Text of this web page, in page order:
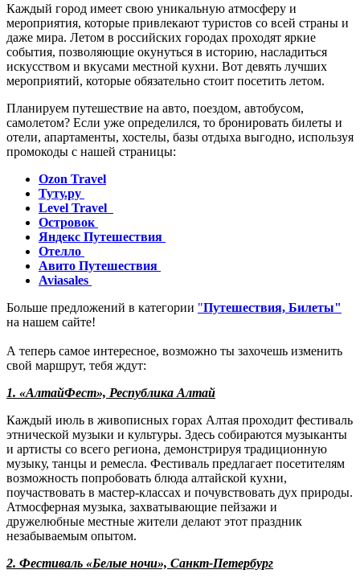
Каждый город имеет свою уникальную атмосферу и
мероприятия, которые привлекают туристов со всей страны и
даже мира. Летом в российских городах проходят яркие
события, позволяющие окунуться в историю, насладиться
искусством и вкусами местной кухни. Вот девять лучших
мероприятий, которые обязательно стоит посетить летом.
Планируем путешествие на авто, поездом, автобусом,
самолетом? Если уже определился, то бронировать билеты и
отели, апартаменты, хостелы, базы отдыха выгодно, используя
промокоды с нашей страницы:
Ozon Travel
Туту.ру
Level Travel
Островок
Яндекс Путешествия
Отелло
Авито Путешествия
Aviasales
Больше предложений в категории "Путешествия, Билеты"
на нашем сайте!
А теперь самое интересное, возможно ты захочешь изменить
свой маршрут, тебя ждут:
1. «АлтайФест», Республика Алтай
Каждый июль в живописных горах Алтая проходит фестиваль
этнической музыки и культуры. Здесь собираются музыканты
и артисты со всего региона, демонстрируя традиционную
музыку, танцы и ремесла. Фестиваль предлагает посетителям
возможность попробовать блюда алтайской кухни,
поучаствовать в мастер-классах и почувствовать дух природы.
Атмосферная музыка, захватывающие пейзажи и
дружелюбные местные жители делают этот праздник
незабываемым опытом.
2. Фестиваль «Белые ночи», Санкт-Петербург